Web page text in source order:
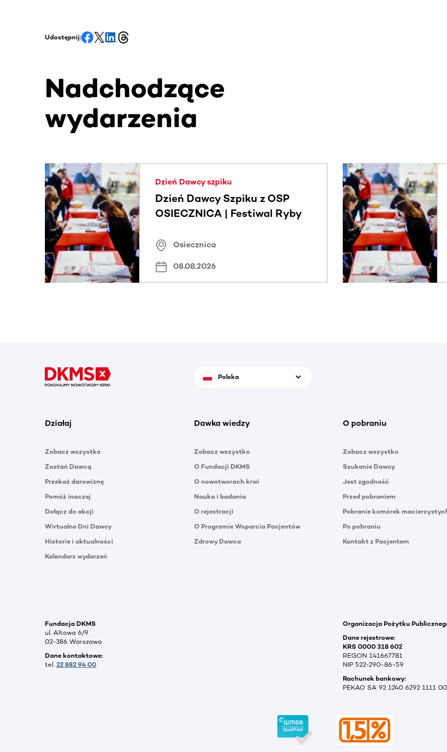
Udostępnij:
Nadchodzące
wydarzenia
Ta sekcja zawiera treści przewijane w poziomie. Użyj klawisza Tab lub przesuń palcem, aby zobaczyć
Dzień Dawcy szpiku
Dzień Dawcy Szpiku z OSP
OSIECZNICA | Festiwal Ryby
Osiecznica
08.08.2026
Polska
Działaj
Zobacz wszystko
Zostań Dawcą
Przekaż darowiznę
Pomóż inaczej
Dołącz do akcji
Wirtualne Dni Dawcy
Historie i aktualności
Kalendarz wydarzeń
Dawka wiedzy
Zobacz wszystko
O Fundacji DKMS
O nowotworach krwi
Nauka i badania
O rejestracji
O Programie Wsparcia Pacjentów
Zdrowy Dawca
O pobraniu
Zobacz wszystko
Szukanie Dawcy
Jest zgodność
Przed pobraniem
Pobranie komórek
Po pobraniu
Kontakt z Pacjentem
Fundacja DKMS
ul. Altowa 6/9
02-386 Warszawa
Dane kontaktowe:
tel. 22 882 94 00
Organizacja Pożytku
Dane rejestrowe:
KRS 0000 318 602
REGON 141667781
NIP 522-290-86-59
Rachunek bankowy:
PEKAO SA 92 1240 6292 1111